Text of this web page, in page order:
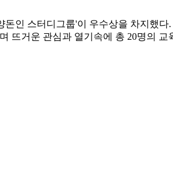
인 스터디그룹'이 우수상을 차지했
뜨거운 관심과 열기속에 총 20명의